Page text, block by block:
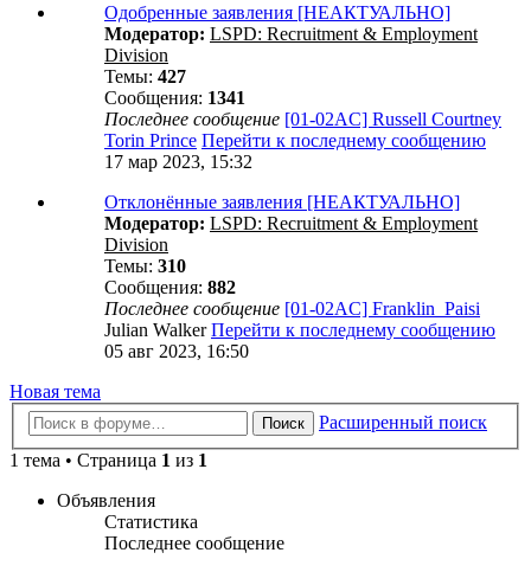
Одобренные заявления [НЕАКТУАЛЬНО]
Модератор: LSPD: Recruitment & Employment
Division
Темы: 427
Сообщения: 1341
Последнее сообщение [01-02AC] Russell Courtney
Torin Prince Перейти к последнему сообщению
17 мар 2023, 15:32
Отклонённые заявления [НЕАКТУАЛЬНО]
Модератор: LSPD: Recruitment & Employment
Division
Темы: 310
Сообщения: 882
Последнее сообщение [01-02AC] Franklin_Paisi
Julian Walker Перейти к последнему сообщению
05 авг 2023, 16:50
Новая тема
Поиск
Расширенный поиск
1 тема • Страница 1 из 1
Объявления
Статистика
Последнее сообщение